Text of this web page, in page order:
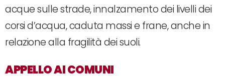
acque sulle strade, innalzamento dei livelli dei
corsi d’acqua, caduta massi e frane, anche in
relazione alla fragilità dei suoli.
APPELLO AI COMUNI